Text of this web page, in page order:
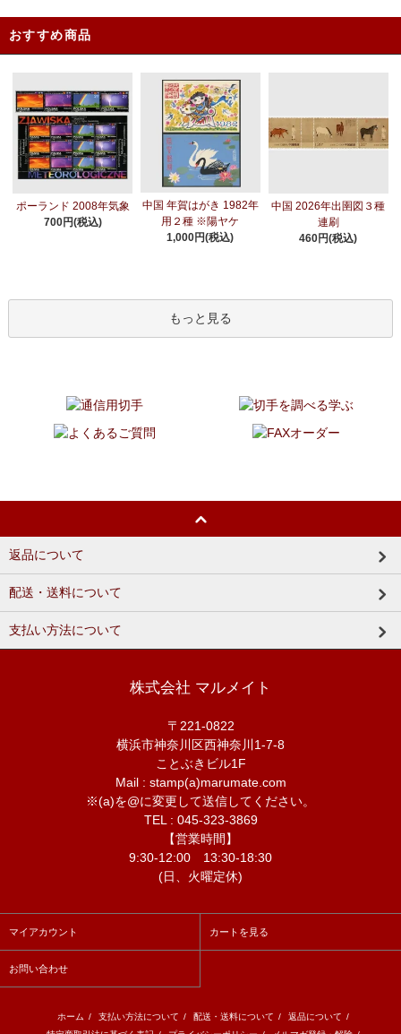
おすすめ商品
ポーランド 2008年気象
700円(税込)
中国 年賀はがき 1982年
用２種 ※陽ヤケ
1,000円(税込)
中国 2026年出圉図３種
連刷
460円(税込)
もっと見る
返品について
配送・送料について
支払い方法について
株式会社 マルメイト
〒221-0822
横浜市神奈川区西神奈川1-7-8
ことぶきビル1F
Mail : stamp(a)marumate.com
※(a)を@に変更して送信してください。
TEL : 045-323-3869
【営業時間】
9:30-12:00 13:30-18:30
(日、火曜定休)
マイアカウント カートを見る
お問い合わせ
ホーム / 支払い方法について / 配送・送料について / 返品について /